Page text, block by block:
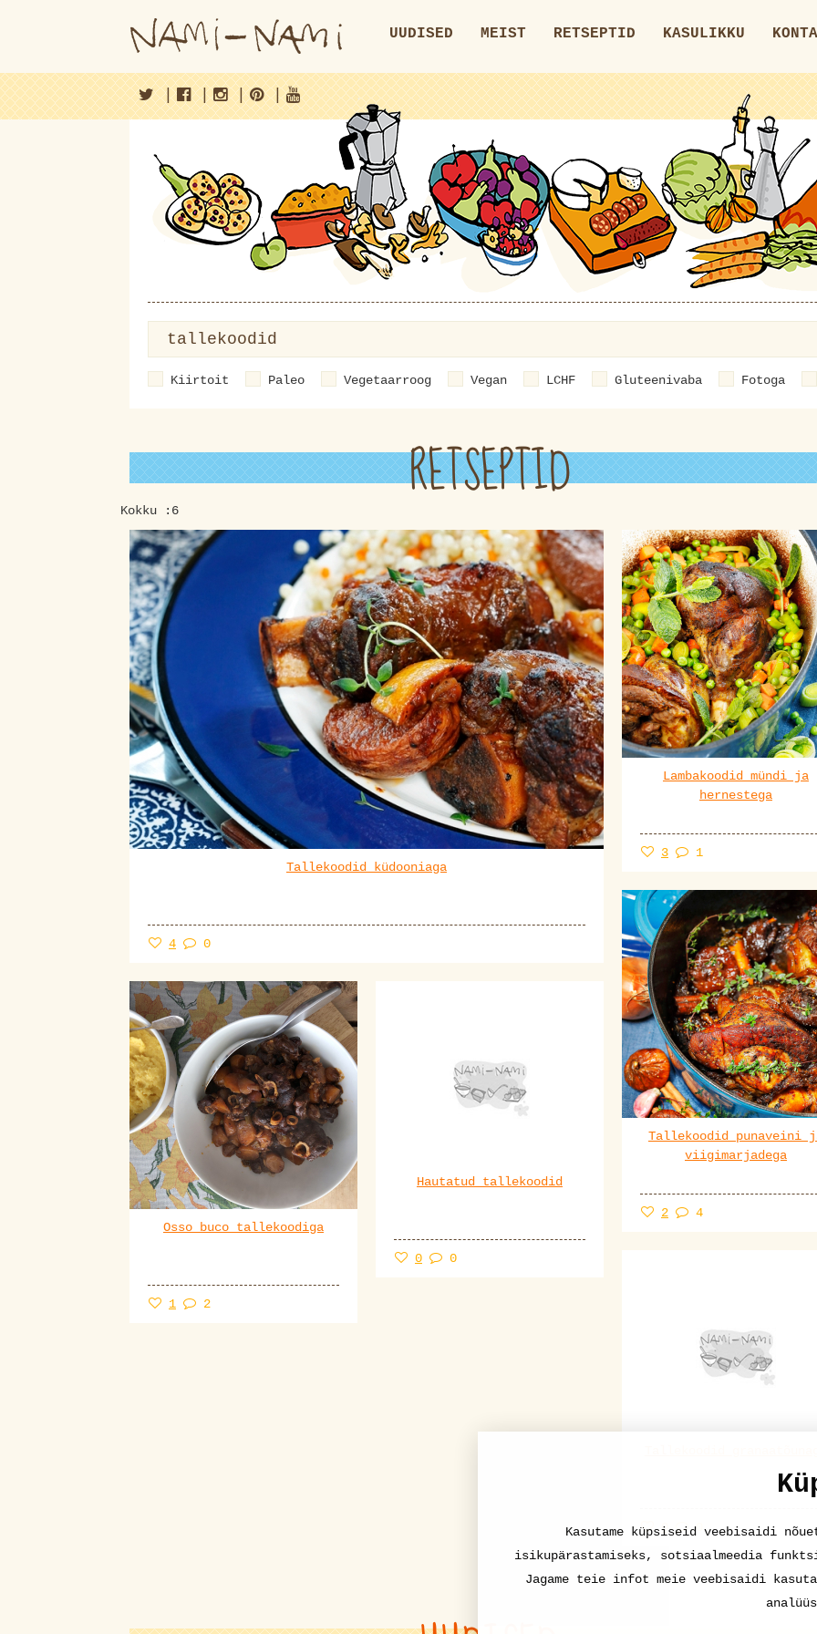
UUDISED MEIST RETSEPTID KASULIKKU
| | | |
Kiirtoit Paleo Vegetaarroog Vegan LCHF Gluteenivaba Fotoga
RETSEPTID
Kokku :6
Tallekoodid küdooniaga
4 0
Lambakoodid mündi ja
hernestega
3 1
Tallekoodid punaveini
viigimarjadega
2
4
Osso buco tallekoodiga
1 2
Hautatud tallekoodid
0 0
0 0
Kasutame küpsiseid veebisaidi
isikupärastamiseks, sotsiaalmeedia
Jagame teie infot meie veebisaidi